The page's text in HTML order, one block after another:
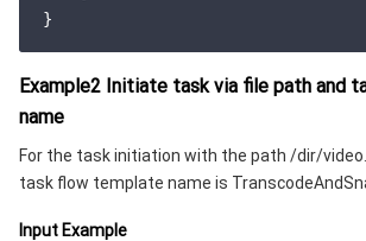
Example2 Initiate task via file path and
name
For the task initiation with the path /dir/
task flow template name is
Input Example